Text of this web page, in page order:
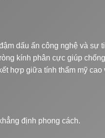
dấu ấn công nghệ và sự
kính phân cực giúp
hợp giữa tính thẩm mỹ cao
định phong cách.